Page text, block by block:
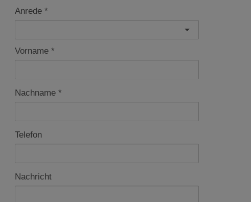
Anrede
Vorname
Nachname
Telefon
Nachricht